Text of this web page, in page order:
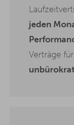
jeden
Verträge